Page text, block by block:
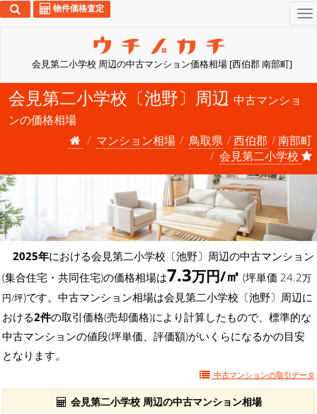
会見第二小学校 周辺の中古マンション価格相場 [西伯郡 南部町]
物件価格査定
会見第二小学校〔池野〕周辺 中古マンショ
ンの価格相場
マンション相場
鳥取県 西伯郡
南部町
会見第二小学校
2025年における会見第二小学校〔池野〕周辺の中古マンション
(集合住宅・共同住宅)の価格相場は7.3万円/㎡ (坪単価 24.2万
円/坪)です。中古マンション相場は会見第二小学校〔池野〕周辺に
おける2件の取引価格(売却価格)により計算したもので、標準的な
中古マンションの値段(坪単価、評価額)がいくらになるかの目安
となります。
中古マンションの取引データ
会見第二小学校 周辺の中古マンション相場